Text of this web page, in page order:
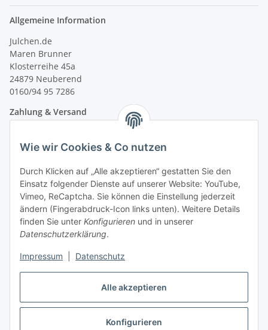
Alle akzeptieren
Konfigurieren
Wie wir Cookies & Co nutzen
Durch Klicken auf „Alle akzeptieren“ gestatten Sie den
Einsatz folgender Dienste auf unserer Website: YouTube,
Vimeo, ReCaptcha. Sie können die Einstellung jederzeit
ändern (Fingerabdruck-Icon links unten). Weitere Details
finden Sie unter Konfigurieren und in unserer
Datenschutzerklärung.
Impressum Datenschutz
Allgemeine Information
Julchen.de
Maren Brunner
Klosterreihe 45a
24879 Neuberend
0160/94 95 7286
Zahlung & Versand